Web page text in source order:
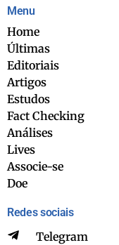
Menu
Home
Últimas
Editoriais
Artigos
Estudos
Fact Checking
Análises
Lives
Associe-se
Doe
Redes sociais
Telegram